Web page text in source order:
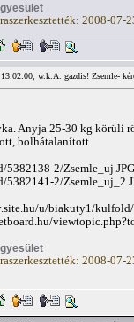
2008-07-
w.k.A. gazdis! Zsemle-
Anyja 25-30 kg körüli
bolhátalanított.
5382138-2/Zsemle_uj.JPG
5382141-2/
u/biakuty1/
2008-07-